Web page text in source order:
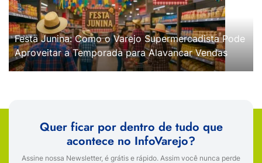
Festa Junina: Como o Varejo Supermercadista Pode
Aproveitar a Temporada para Alavancar Vendas
Quer ficar por dentro de tudo que
acontece no InfoVarejo?
Assine nossa Newsletter, é grátis e rápido. Assim você nunca perde